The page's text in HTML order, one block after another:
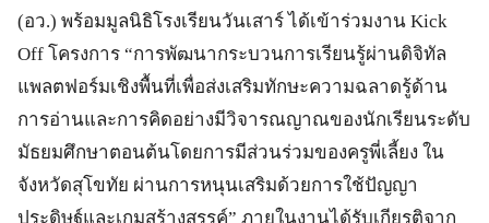
(อว.) พร้อมมูลนิธิโรงเรียนวันเสาร์ ได้เข้าร่วมงาน Kick
Off โครงการ “การพัฒนากระบวนการเรียนรู้ผ่านดิจิทัล
แพลตฟอร์มเชิงพื้นที่เพื่อส่งเสริมทักษะความฉลาดรู้ด้าน
การอ่านและการคิดอย่างมีวิจารณญาณของนักเรียนระดับ
มัธยมศึกษาตอนต้นโดยการมีส่วนร่วมของครูพี่เลี้ยง ใน
จังหวัดสุโขทัย ผ่านการหนุนเสริมด้วยการใช้ปัญญา
ประดิษฐ์และเกมสร้างสรรค์” ภายในงานได้รับเกียรติจาก